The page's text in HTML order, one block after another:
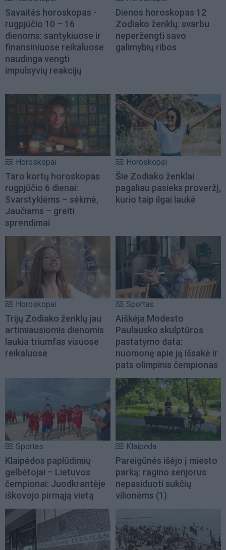
Savaitės horoskopas -
rugpjūčio 10 – 16
dienoms: santykiuose ir
finansiniuose reikaluose
naudinga vengti
impulsyvių reakcijų
Dienos horoskopas 12
Zodiako ženklų: svarbu
neperžengti savo
galimybių ribos
Horoskopai
Taro kortų horoskopas
rugpjūčio 6 dienai:
Svarstyklėms – sėkmė,
Jaučiams – greiti
sprendimai
Horoskopai
Šie Zodiako ženklai
pagaliau pasieks proveržį,
kurio taip ilgai laukė
Horoskopai
Trijų Zodiako ženklų jau
artimiausiomis dienomis
laukia triumfas visuose
reikaluose
Sportas
Aiškėja Modesto
Paulausko skulptūros
pastatymo data:
nuomonę apie ją išsakė ir
pats olimpinis čempionas
Sportas
Klaipėdos paplūdimių
gelbėtojai – Lietuvos
čempionai: Juodkrantėje
iškovojo pirmąją vietą
Klaipėda
Pareigūnės išėjo į miesto
parką: ragino senjorus
nepasiduoti sukčių
vilionėms (1)